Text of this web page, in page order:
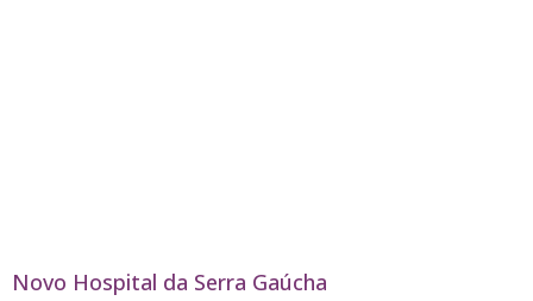
Novo Hospital da Serra Gaúcha